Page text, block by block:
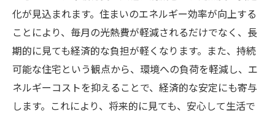
化が見込まれます。住まいのエネルギー効率が向上する
ことにより、毎月の光熱費が軽減されるだけでなく、長
期的に見ても経済的な負担が軽くなります。また、持続
可能な住宅という観点から、環境への負荷を軽減し、エ
ネルギーコストを抑えることで、経済的な安定にも寄与
します。これにより、将来的に見ても、安心して生活で